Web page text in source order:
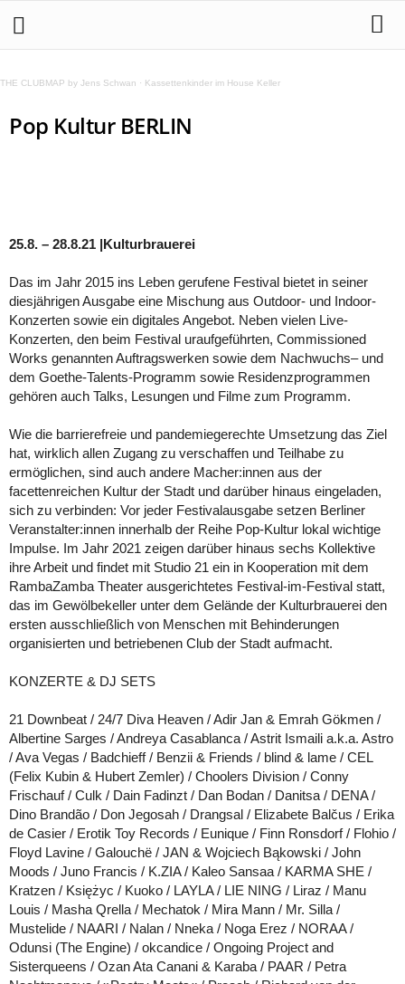
THE CLUBMAP by Jens Schwan · Kassettenkinder im House Keller
Pop Kultur BERLIN
25.8. – 28.8.21 |Kulturbrauerei
Das im Jahr 2015 ins Leben gerufene Festival bietet in seiner
diesjährigen Ausgabe eine Mischung aus Outdoor- und Indoor-
Konzerten sowie ein digitales Angebot. Neben vielen Live-
Konzerten, den beim Festival uraufgeführten, Commissioned
Works genannten Auftragswerken sowie dem Nachwuchs– und
dem Goethe-Talents-Programm sowie Residenzprogrammen
gehören auch Talks, Lesungen und Filme zum Programm.
Wie die barrierefreie und pandemiegerechte Umsetzung das Ziel
hat, wirklich allen Zugang zu verschaffen und Teilhabe zu
ermöglichen, sind auch andere Macher:innen aus der
facettenreichen Kultur der Stadt und darüber hinaus eingeladen,
sich zu verbinden: Vor jeder Festivalausgabe setzen Berliner
Veranstalter:innen innerhalb der Reihe Pop-Kultur lokal wichtige
Impulse. Im Jahr 2021 zeigen darüber hinaus sechs Kollektive
ihre Arbeit und findet mit Studio 21 ein in Kooperation mit dem
RambaZamba Theater ausgerichtetes Festival-im-Festival statt,
das im Gewölbekeller unter dem Gelände der Kulturbrauerei den
ersten ausschließlich von Menschen mit Behinderungen
organisierten und betriebenen Club der Stadt aufmacht.
KONZERTE & DJ SETS
21 Downbeat / 24/7 Diva Heaven / Adir Jan & Emrah Gökmen /
Albertine Sarges / Andreya Casablanca / Astrit Ismaili a.k.a. Astro
/ Ava Vegas / Badchieff / Benzii & Friends / blind & lame / CEL
(Felix Kubin & Hubert Zemler) / Choolers Division / Conny
Frischauf / Culk / Dain Fadinzt / Dan Bodan / Danitsa / DENA /
Dino Brandão / Don Jegosah / Drangsal / Elizabete Balčus / Erika
de Casier / Erotik Toy Records / Eunique / Finn Ronsdorf / Flohio /
Floyd Lavine / Galouchë / JAN & Wojciech Bąkowski / John
Moods / Juno Francis / K.ZIA / Kaleo Sansaa / KARMA SHE /
Kratzen / Księżyc / Kuoko / LAYLA / LIE NING / Liraz / Manu
Louis / Masha Qrella / Mechatok / Mira Mann / Mr. Silla /
Mustelide / NAARI / Nalan / Nneka / Noga Erez / NORAA /
Odunsi (The Engine) / okcandice / Ongoing Project and
Sisterqueens / Ozan Ata Canani & Karaba / PAAR / Petra